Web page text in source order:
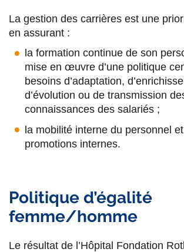
La gestion des carrières est une
en assurant :
la formation continue de son
mise en œuvre d’une politique
besoins d’adaptation,
d’évolution ou de transmission
connaissances des salariés ;
la mobilité interne du personnel
promotions internes.
Politique d’égalité
femme/homme
Le résultat de l’Hôpital Fondation